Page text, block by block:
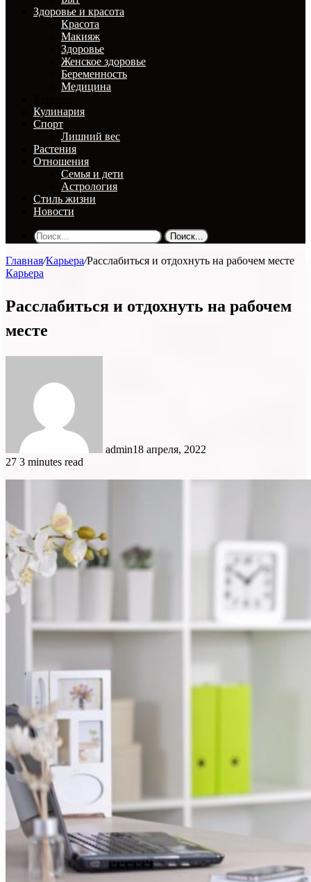
Здоровье и красота
Красота
Макияж
Здоровье
Женское здоровье
Беременность
Медицина
Кулинария
Спорт
Лишний вес
Растения
Отношения
Семья и дети
Астрология
Стиль жизни
Новости
Поиск...
Главная/Карьера/Расслабиться и отдохнуть на рабочем месте
Карьера
Расслабиться и отдохнуть на рабочем
месте
admin18 апреля, 2022
27 3 minutes read